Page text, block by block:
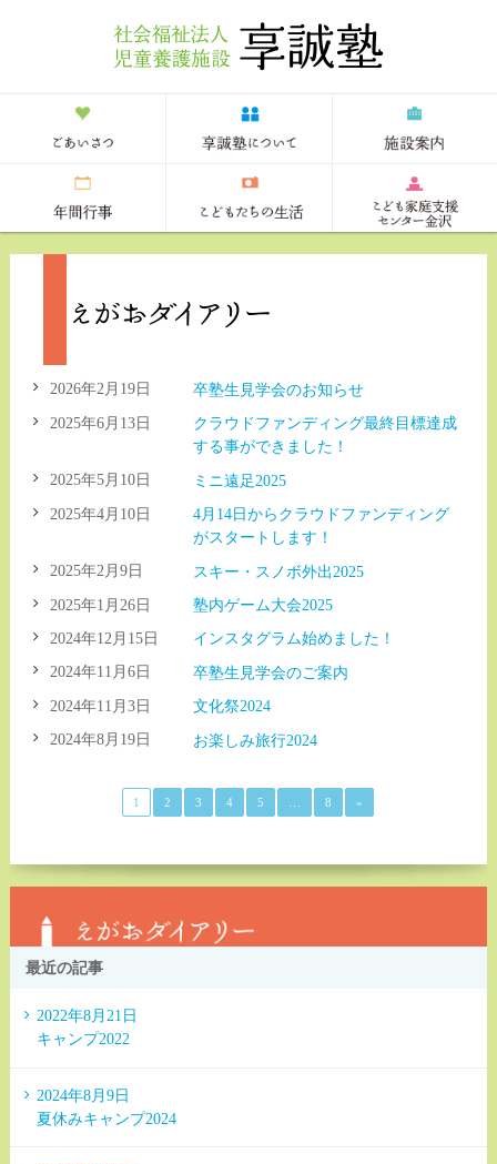
2026年2月19日
卒塾生見学会のお知らせ
2025年6月13日
クラウドファンディング最終目標達成
する事ができました！
2025年5月10日
ミニ遠足2025
2025年4月10日
4月14日からクラウドファンディング
がスタートします！
2025年2月9日
スキー・スノボ外出2025
2025年1月26日
塾内ゲーム大会2025
2024年12月15日
インスタグラム始めました！
2024年11月6日
卒塾生見学会のご案内
2024年11月3日
文化祭2024
2024年8月19日
お楽しみ旅行2024
1 2 3 4 5 8 »
最近の記事
2022年8月21日
キャンプ2022
2024年8月9日
夏休みキャンプ2024